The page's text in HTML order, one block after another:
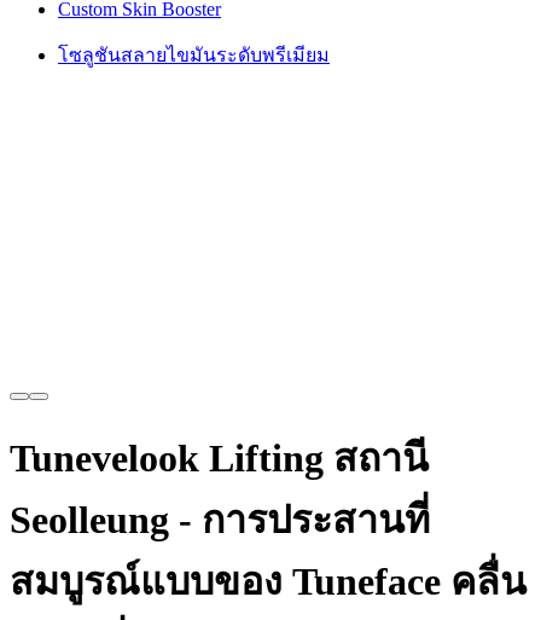
Custom Skin Booster
โซลูชันสลายไขมันระดับพรีเมียม
Tunevelook Lifting สถานี
Seolleung - การประสานที่
สมบูรณ์แบบของ Tuneface คลื่น